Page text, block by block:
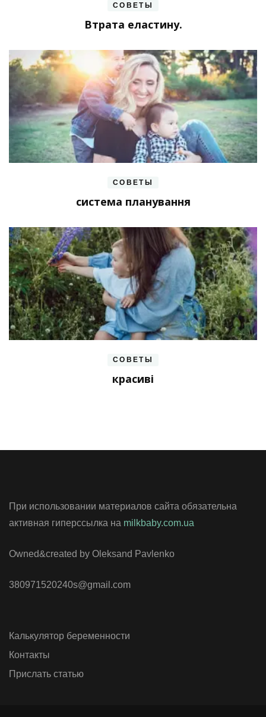
СОВЕТЫ
Втрата еластину.
СОВЕТЫ
система планування
СОВЕТЫ
красиві
При использовании материалов сайта обязательна
активная гиперссылка на milkbaby.com.ua
Owned&created by Oleksand Pavlenko
380971520240s@gmail.com
Калькулятор беременности
Контакты
Прислать статью